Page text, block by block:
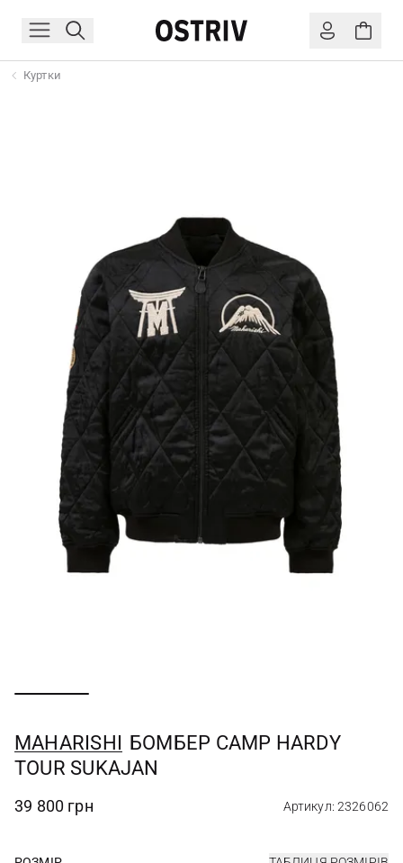
Куртки
MAHARISHI БОМБЕР CAMP HARDY
TOUR SUKAJAN
39 800 грн Артикул: 2326062